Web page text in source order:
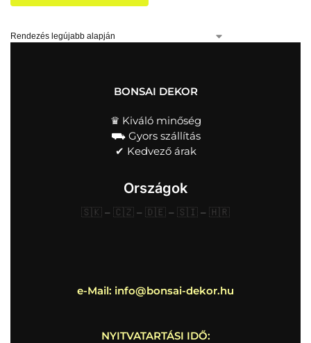
BONSAI DEKOR
♛ Kiváló minőség
⛟ Gyors szállítás
✔︎ Kedvező árak
Országok
🇸🇰 – 🇨🇿 – 🇩🇪 – 🇸🇮 – 🇭🇷
e-Mail: info@bonsai-dekor.hu
NYITVATARTÁSI IDŐ: